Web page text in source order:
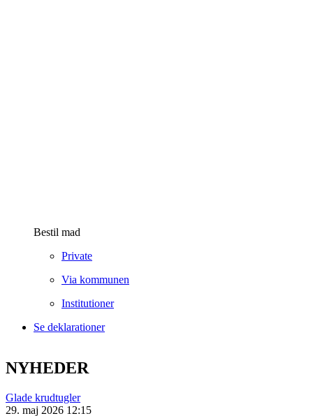
Bestil mad
Private
Via kommunen
Institutioner
Se deklarationer
NYHEDER
Glade krudtugler
29. maj 2026 12:15